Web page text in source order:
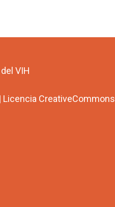
VIH
| Licencia CreativeCommons